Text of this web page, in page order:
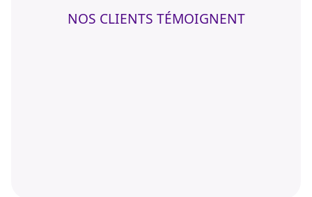
NOS CLIENTS TÉMOIGNENT